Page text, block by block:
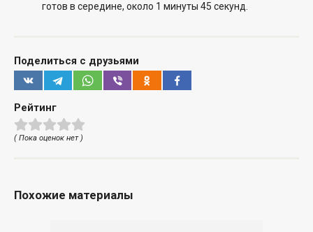
готов в середине, около 1 минуты 45 секунд.
Поделиться с друзьями
Рейтинг
( Пока оценок нет )
Похожие материалы